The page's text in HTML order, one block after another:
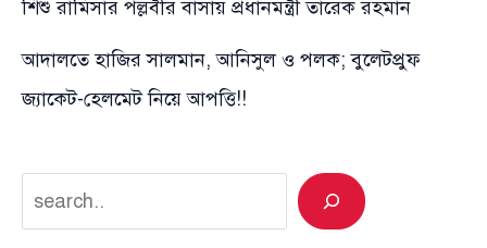
শিশু রামিসার পল্লবীর বাসায় প্রধানমন্ত্রী তারেক রহমান
আদালতে হাজির সালমান, আনিসুল ও পলক; বুলেটপ্রুফ
জ্যাকেট-হেলমেট নিয়ে আপত্তি!!
Search